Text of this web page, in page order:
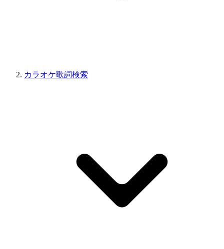
カラオケ歌詞検索